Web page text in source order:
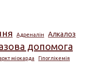
Адреналін Алкалоз
допомога
міокарда
Гіпоглікемія